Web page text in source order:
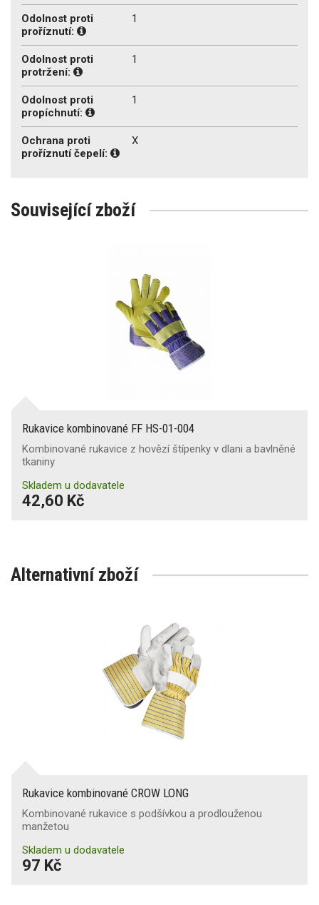
Odolnost proti
proříznutí:
1
Odolnost proti
protržení:
1
Odolnost proti
propíchnutí:
1
Ochrana proti
proříznutí čepelí:
X
Související zboží
Rukavice kombinované FF HS-01-004
Kombinované rukavice z hovězí štípenky v dlani a bavlněné
tkaniny
Skladem u dodavatele
42,60 Kč
Alternativní zboží
Rukavice kombinované CROW LONG
Kombinované rukavice s podšívkou a prodlouženou
manžetou
Skladem u dodavatele
97 Kč